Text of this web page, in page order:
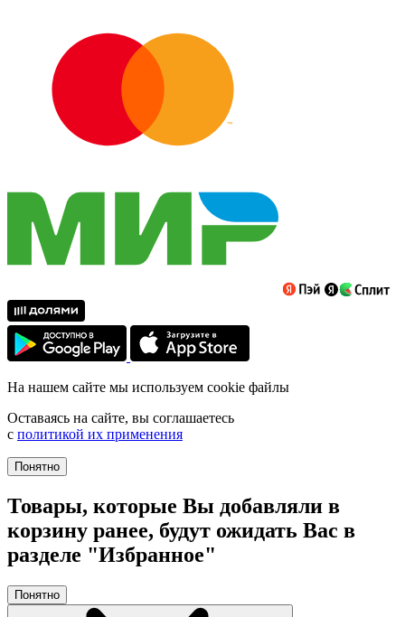
На нашем сайте мы используем cookie файлы
Оставаясь на сайте, вы соглашаетесь
с политикой их применения
Понятно
Товары, которые Вы добавляли в
корзину ранее, будут ожидать Вас в
разделе "Избранное"
Понятно